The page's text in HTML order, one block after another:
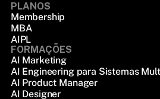
PLANOS
Membership
MBA
AIPL
FORMAÇÕES
AI Marketing
AI Engineering para Sistemas
AI Product Manager
AI Designer